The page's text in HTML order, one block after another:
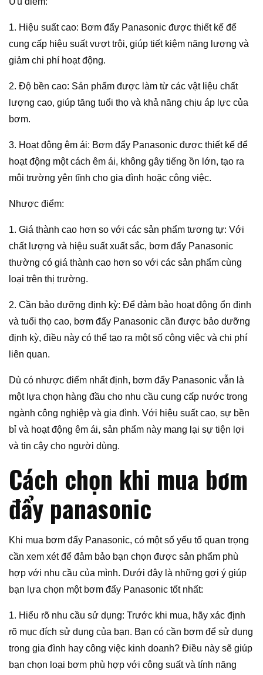
1. Hiệu suất cao: Bơm đẩy Panasonic được thiết kế để
cung cấp hiệu suất vượt trội, giúp tiết kiệm năng lượng và
giảm chi phí hoạt động.
2. Độ bền cao: Sản phẩm được làm từ các vật liệu chất
lượng cao, giúp tăng tuổi thọ và khả năng chịu áp lực của
bơm.
3. Hoạt động êm ái: Bơm đẩy Panasonic được thiết kế để
hoạt động một cách êm ái, không gây tiếng ồn lớn, tạo ra
môi trường yên tĩnh cho gia đình hoặc công việc.
Nhược điểm:
1. Giá thành cao hơn so với các sản phẩm tương tự: Với
chất lượng và hiệu suất xuất sắc, bơm đẩy Panasonic
thường có giá thành cao hơn so với các sản phẩm cùng
loại trên thị trường.
2. Cần bảo dưỡng định kỳ: Để đảm bảo hoạt động ổn định
và tuổi thọ cao, bơm đẩy Panasonic cần được bảo dưỡng
định kỳ, điều này có thể tạo ra một số công việc và chi phí
liên quan.
Dù có nhược điểm nhất định, bơm đẩy Panasonic vẫn là
một lựa chọn hàng đầu cho nhu cầu cung cấp nước trong
ngành công nghiệp và gia đình. Với hiệu suất cao, sự bền
bỉ và hoạt động êm ái, sản phẩm này mang lại sự tiện lợi
và tin cậy cho người dùng.
Cách chọn khi mua bơm
đẩy panasonic
Khi mua bơm đẩy Panasonic, có một số yếu tố quan trọng
cần xem xét để đảm bảo bạn chọn được sản phẩm phù
hợp với nhu cầu của mình. Dưới đây là những gợi ý giúp
bạn lựa chọn một bơm đẩy Panasonic tốt nhất:
1. Hiểu rõ nhu cầu sử dụng: Trước khi mua, hãy xác định
rõ mục đích sử dụng của bạn. Bạn có cần bơm để sử dụng
trong gia đình hay công việc kinh doanh? Điều này sẽ giúp
bạn chọn loại bơm phù hợp với công suất và tính năng